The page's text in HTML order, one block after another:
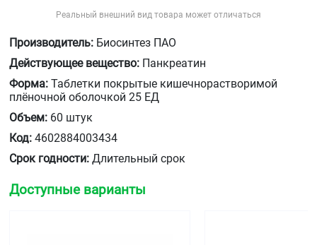
Реальный внешний вид товара может отличаться
Производитель: Биосинтез ПАО
Действующее вещество: Панкреатин
Форма: Таблетки покрытые кишечнорастворимой
плёночной оболочкой 25 ЕД
Объем: 60 штук
Код: 4602884003434
Срок годности: Длительный срок
Доступные варианты